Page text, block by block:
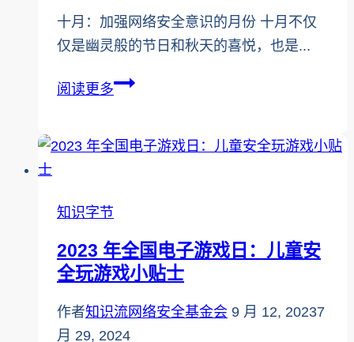
十月：加强网络安全意识的月份 十月不仅
仅是幽灵般的节日和秋天的喜悦，也是...
阅读更多网
全
战
胜
络
知识字节
2023 年全国电子游戏日：儿童安
全玩游戏小贴士
作者知识流网络安全基金会 9 月 12, 20237
月 29, 2024